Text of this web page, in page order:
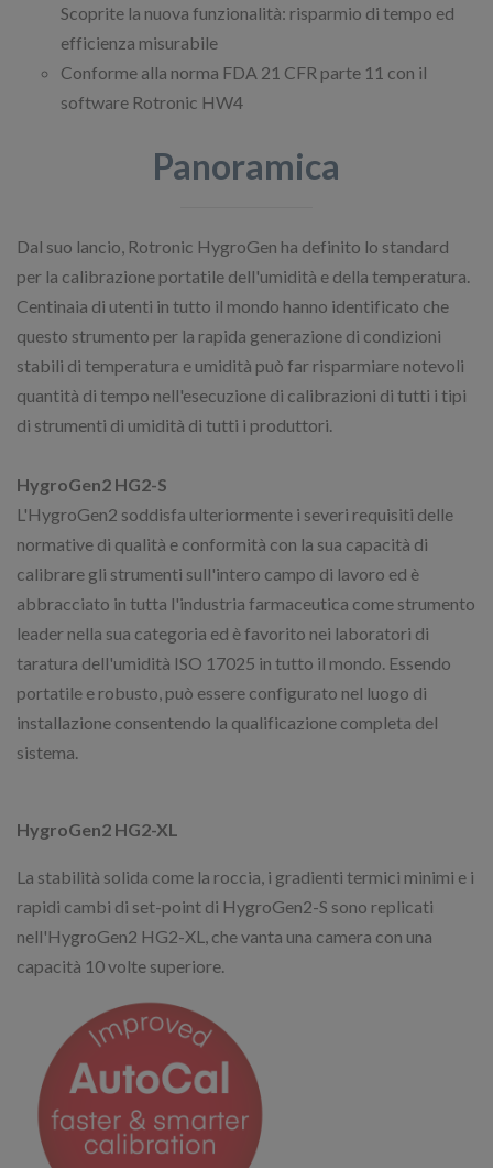
Scoprite la nuova funzionalità: risparmio di tempo ed
efficienza misurabile
Conforme alla norma FDA 21 CFR parte 11 con il
software Rotronic HW4
Panoramica
Dal suo lancio, Rotronic HygroGen ha definito lo standard
per la calibrazione portatile dell'umidità e della temperatura.
Centinaia di utenti in tutto il mondo hanno identificato che
questo strumento per la rapida generazione di condizioni
stabili di temperatura e umidità può far risparmiare notevoli
quantità di tempo nell'esecuzione di calibrazioni di tutti i tipi
di strumenti di umidità di tutti i produttori.
HygroGen2 HG2-S
L'HygroGen2 soddisfa ulteriormente i severi requisiti delle
normative di qualità e conformità con la sua capacità di
calibrare gli strumenti sull'intero campo di lavoro ed è
abbracciato in tutta l'industria farmaceutica come strumento
leader nella sua categoria ed è favorito nei laboratori di
taratura dell'umidità ISO 17025 in tutto il mondo. Essendo
portatile e robusto, può essere configurato nel luogo di
installazione consentendo la qualificazione completa del
sistema.
HygroGen2 HG2-XL
La stabilità solida come la roccia, i gradienti termici minimi e i
rapidi cambi di set-point di HygroGen2-S sono replicati
nell'HygroGen2 HG2-XL, che vanta una camera con una
capacità 10 volte superiore.